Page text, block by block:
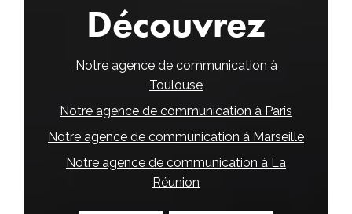
Découvrez
Notre agence de communication à
Toulouse
Notre agence de communication à Paris
Notre agence de communication à Marseille
Notre agence de communication à La
Réunion